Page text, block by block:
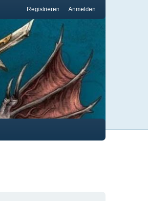
Anmelden
Registrieren